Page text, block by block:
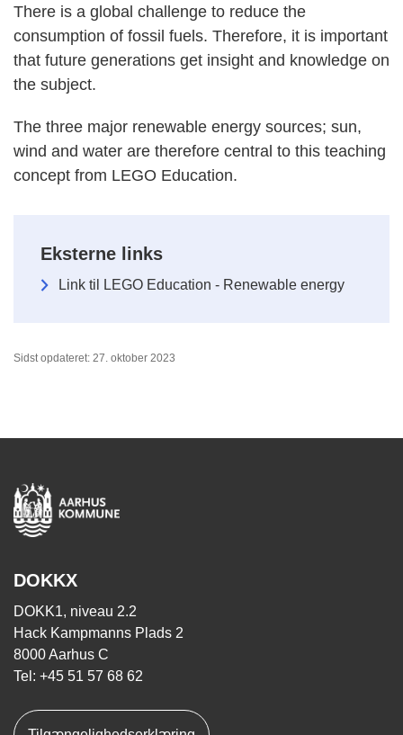
There is a global challenge to reduce the
consumption of fossil fuels. Therefore, it is important
that future generations get insight and knowledge on
the subject.
The three major renewable energy sources; sun,
wind and water are therefore central to this teaching
concept from LEGO Education.
Eksterne links
Link til LEGO Education - Renewable energy
Sidst opdateret: 27. oktober 2023
DOKKX
DOKK1, niveau 2.2
Hack Kampmanns Plads 2
8000 Aarhus C
Tel: +45 51 57 68 62